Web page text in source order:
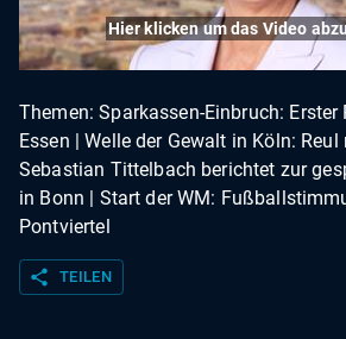
Hier klicken um das Video
Themen: Sparkassen-Einbruch: Erster
Essen | Welle der Gewalt in Köln:
Sebastian Tittelbach berichtet zur
in Bonn | Start der WM:
Pontviertel
share TEILEN